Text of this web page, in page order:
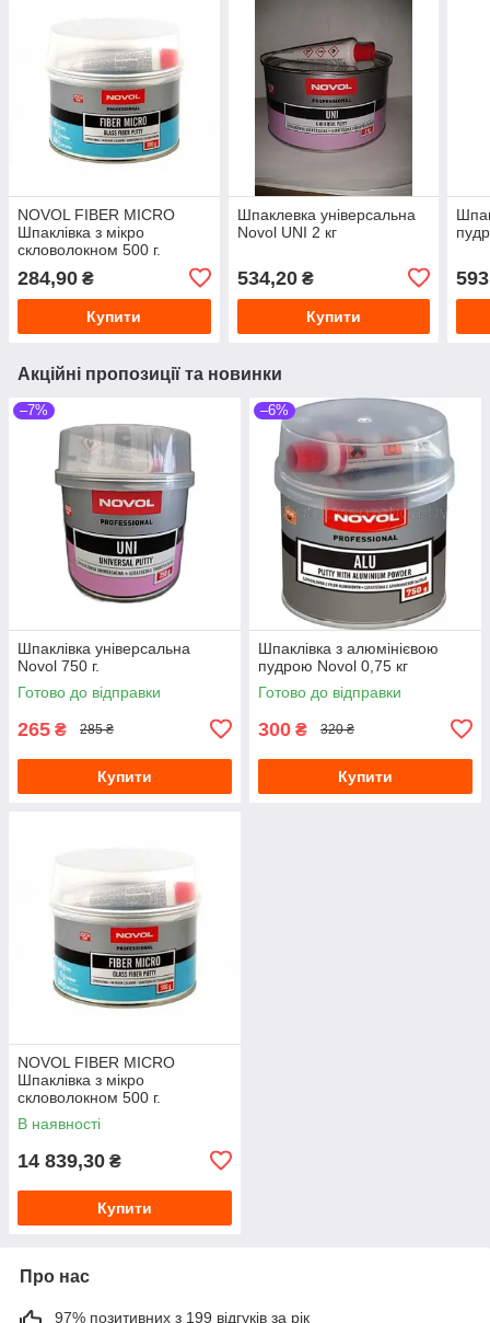
NOVOL FIBER MICRO
Шпаклівка з мікро
скловолокном 500 г.
284,90 ₴
Купити
Шпаклевка універсальна
Novol UNI 2 кг
534,20₴
Купити
Акційні пропозиції та новинки
–7%
Шпаклівка універсальна
Novol 750 г.
Готово до відправки
265 ₴ 285 ₴
Купити
–6%
Шпаклівка з алюмінієвою
пудрою Novol 0,75 кг
Готово до відправки
300 ₴ 320 ₴
Купити
NOVOL FIBER MICRO
Шпаклівка з мікро
скловолокном 500 г.
В наявності
14 839,30 ₴
Купити
Про нас
97% позитивних з 199 відгуків за рік